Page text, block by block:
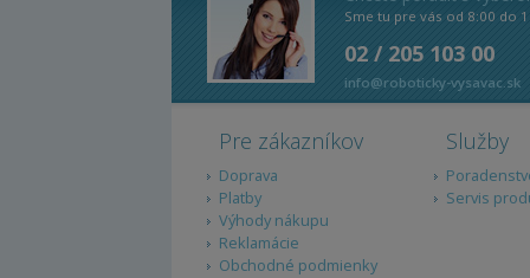
Sme tu pre vás od 8:00 do
02 / 205 103 00
info@roboticky-vysavac.sk
Pre zákazníkov
Doprava
Platby
Výhody nákupu
Reklamácie
Obchodné podmienky
Služby
Servis